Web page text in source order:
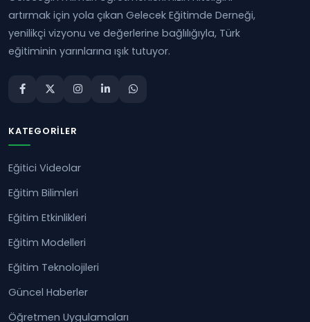
artırmak için yola çıkan Gelecek Eğitimde Derneği,
yenilikçi vizyonu ve değerlerine bağlılığıyla, Türk
eğitiminin yarınlarına ışık tutuyor.
KATEGORILER
Eğitici Videolar
Eğitim Bilimleri
Eğitim Etkinlikleri
Eğitim Modelleri
Eğitim Teknolojileri
Güncel Haberler
Öğretmen Uygulamaları